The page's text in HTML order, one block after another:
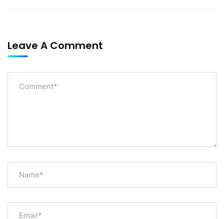
Leave A Comment